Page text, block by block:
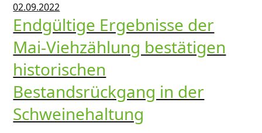
02.09.2022
Endgültige Ergebnisse der
Mai-Viehzählung bestätigen
historischen
Bestandsrückgang in der
Schweinehaltung